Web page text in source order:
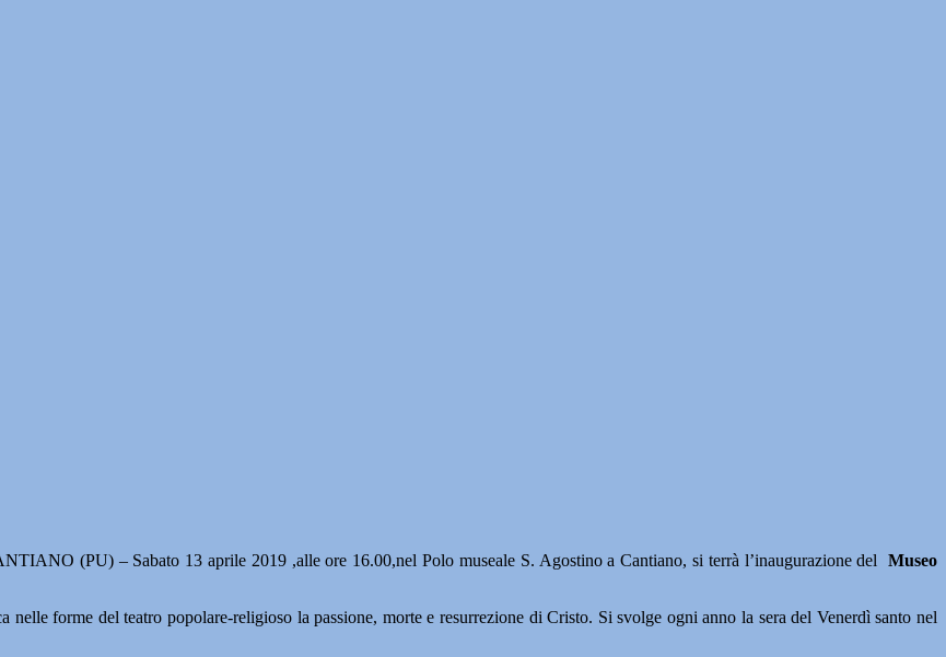
(PU) – Sabato 13 aprile 2019 ,alle ore 16.00,nel Polo museale S. Agostino a Cantiano, si terrà l’inaugurazione del
Museo
nelle forme del teatro popolare-religioso la passione, morte e resurrezione di Cristo. Si svolge ogni anno la sera del Venerdì santo nel